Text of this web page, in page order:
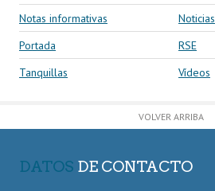
Notas informativas
Noticias
Portada
RSE
Tanquillas
Vídeos
VOLVER ARRIBA
DATOS DE CONTACTO